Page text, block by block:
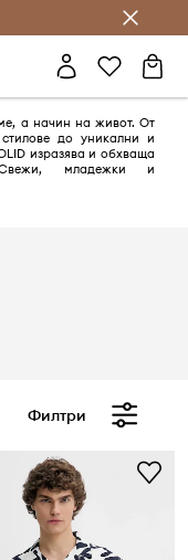
а начин на живот. От
до уникални и
изразява и обхваща
младежки и
Филтри